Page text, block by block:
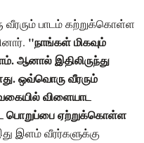
பாடம் கற்றுக்கொள்ள
"நாங்கள் மிகவும்
ஆனால் இதிலிருந்து
ஒவ்வொரு வீரரும்
விளையாட
பொறுப்பை ஏற்றுக்கொள்ள
இளம் வீரர்களுக்கு